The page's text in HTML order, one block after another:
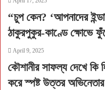
“চুপ কেন? ‘আপনাদের
ঠাকুরপুকুর-কাণ্ডে ক্ষোভে
April 9, 2025
কৌশানীর সাফল্য দেখে কি
করে স্পষ্ট উত্তর অভিনেতার